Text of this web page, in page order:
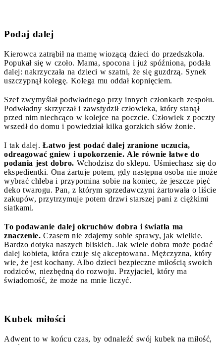
Podaj dalej
Kierowca zatrąbił na mamę wiozącą dzieci do przedszkola.
Popukał się w czoło. Mama, spocona i już spóźniona, podała
dalej: nakrzyczała na dzieci w szatni, że się guzdrzą. Synek
uszczypnął kolegę. Kolega mu oddał kopnięciem.
Szef zwymyślał podwładnego przy innych członkach zespołu.
Podwładny skrzyczał i zawstydził człowieka, który stanął
przed nim niechcąco w kolejce na poczcie. Człowiek z poczty
wszedł do domu i powiedział kilka gorzkich słów żonie.
I tak dalej. Łatwo jest podać dalej zranione uczucia,
odreagować gniew i upokorzenie. Ale równie łatwe do
podania jest dobro. Wchodzisz do sklepu. Uśmiechasz się do
ekspedientki. Ona żartuje potem, gdy następna osoba nie może
wybrać chleba i przypomina sobie na koniec, że jeszcze pięć
deko twarogu. Pan, z którym sprzedawczyni żartowała o liście
zakupów, przytrzymuje potem drzwi starszej pani z ciężkimi
siatkami.
To podawanie dalej okruchów dobra i światła ma
znaczenie. Czasem nie zdajemy sobie sprawy, jak wielkie.
Bardzo dotyka naszych bliskich. Jak wiele dobra może podać
dalej kobieta, która czuje się akceptowana. Mężczyzna, który
wie, że jest kochany. Albo dzieci bezpieczne miłością swoich
rodziców, niezbędną do rozwoju. Przyjaciel, który ma
świadomość, że może na mnie liczyć.
Kubek miłości
Adwent to w końcu czas, by odnaleźć swój kubek na miłość,